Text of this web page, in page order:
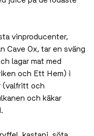
du
vinproducenter,
Cave Ox, tar en
och lagar mat
Fäviken och Ett
(valfritt och